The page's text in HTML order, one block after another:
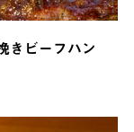
きビーフハン